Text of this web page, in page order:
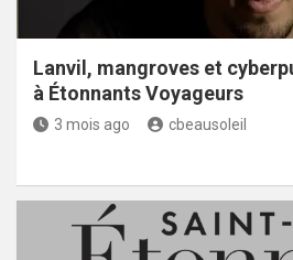
Lanvil, mangroves et
à Étonnants Voyageurs
3 mois ago cbeausoleil